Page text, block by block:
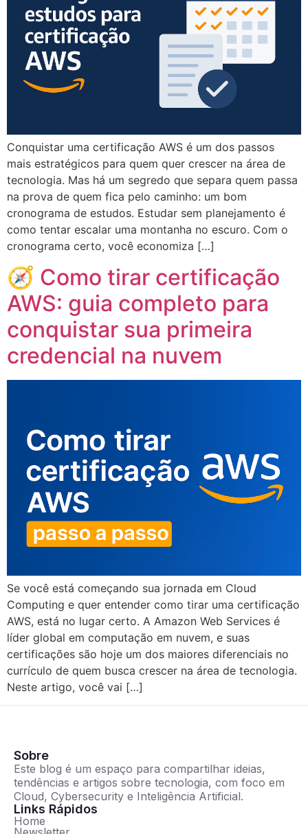
Conquistar uma certificação AWS é um dos passos
mais estratégicos para quem quer crescer na área de
tecnologia. Mas há um segredo que separa quem passa
na prova de quem fica pelo caminho: um bom
cronograma de estudos. Estudar sem planejamento é
como tentar escalar uma montanha no escuro. Com o
cronograma certo, você economiza […]
🧭 Como tirar certificação
AWS: guia completo para
conquistar sua primeira
credencial na nuvem
Se você está começando sua jornada em Cloud
Computing e quer entender como tirar uma certificação
AWS, está no lugar certo. A Amazon Web Services é
líder global em computação em nuvem, e suas
certificações são hoje um dos maiores diferenciais no
currículo de quem busca crescer na área de tecnologia.
Neste artigo, você vai […]
Sobre
Este blog é um espaço para compartilhar ideias,
tendências e artigos sobre tecnologia, com foco em
Cloud, Cybersecurity e Inteligência Artificial.
Links Rápidos
Home